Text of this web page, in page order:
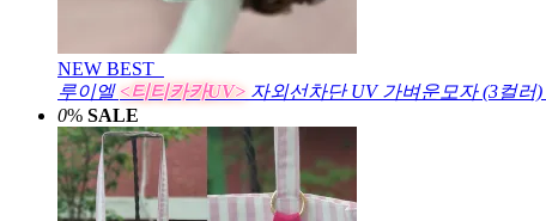
NEW BEST
루이엘 <티티카카UV> 자외선차단 UV 가벼운모자 (3컬러)
0% SALE